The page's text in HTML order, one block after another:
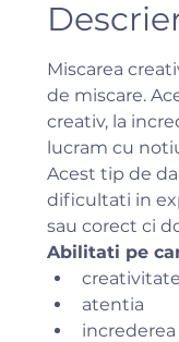
Miscarea
de miscare.
creativ, la
lucram cu
Acest tip de
dificultati in
sau corect ci
Abilitati pe
atentia